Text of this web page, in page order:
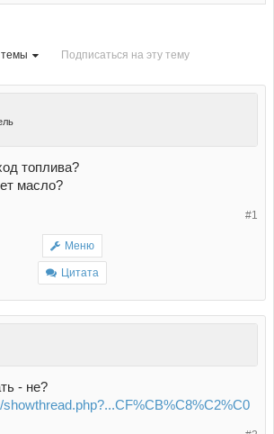
Подписаться на эту тему
топлива?
масло?
#1
Меню
Цитата
- не?
showthread.php?...CF%CB%C8%C2%C0